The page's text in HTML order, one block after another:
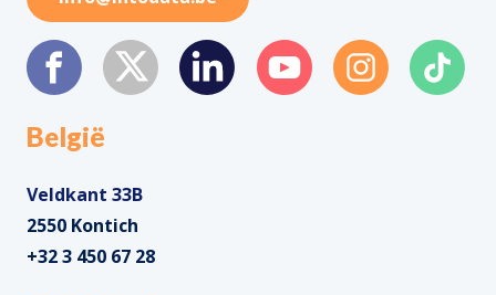
België
Veldkant 33B
2550 Kontich
+32 3 450 67 28